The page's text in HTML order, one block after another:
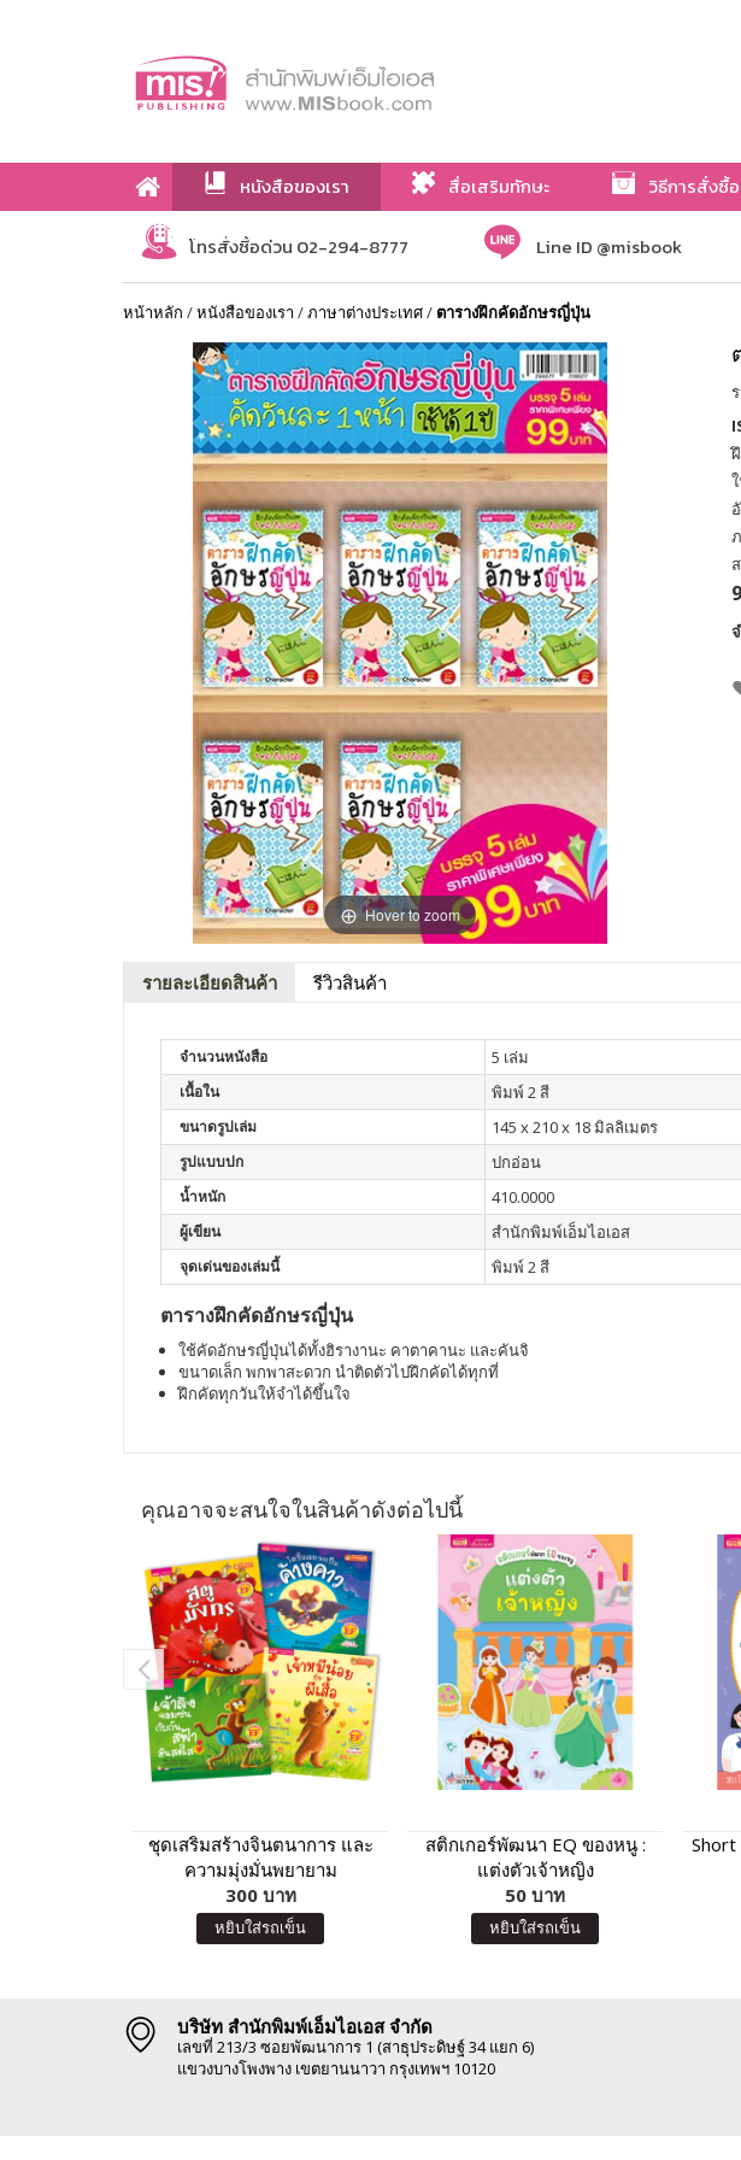
หนังสือของเรา สื่อเสริมทักษะ วิธีการสั่งซื้อ
เกี่ยวกับเรา
โทรสั่งซื้อด่วน 02-294-8777 Line ID @misbook
หน้าหลัก /หนังสือของเรา /ภาษาต่างประเทศ/ ตารางฝึกคัดอักษรญี่ปุ่น
Hover to zoom
รายละเอียดสินค้า รีวิวสินค้า
จำนวนหนังสือ 5 เล่ม
เนื้อใน พิมพ์ 2 สี
ขนาดรูปเล่ม 145 x 210 x 18 มิลลิเมตร
รูปแบบปก ปกอ่อน
น้ำหนัก 410.0000
ผู้เขียน สำนักพิมพ์เอ็มไอเอส
จุดเด่นของเล่มนี้ พิมพ์ 2 สี
ตารางฝึกคัดอักษรญี่ปุ่น
ใช้คัดอักษรญี่ปุ่นได้ทั้งฮิรางานะ คาตาคานะ และคันจิ
ขนาดเล็ก พกพาสะดวก นำติดตัวไปฝึกคัดได้ทุกที่
ฝึกคัดทุกวันให้จำได้ขึ้นใจ
คุณอาจจะสนใจในสินค้าดังต่อไปนี้
ชุดเสริมสร้างจินตนาการ และ
ความมุ่งมั่นพยายาม
300 บาท
หยิบใส่รถเข็น
สติกเกอร์พัฒนา EQ ของหนู :
แต่งตัวเจ้าหญิง
50 บาท
หยิบใส่รถเข็น
บริษัท สำนักพิมพ์เอ็มไอเอส จำกัด
เลขที่ 213/3 ซอยพัฒนาการ 1 (สาธุประดิษฐ์ 34 แยก 6)
แขวงบางโพงพาง เขตยานนาวา กรุงเทพฯ 10120